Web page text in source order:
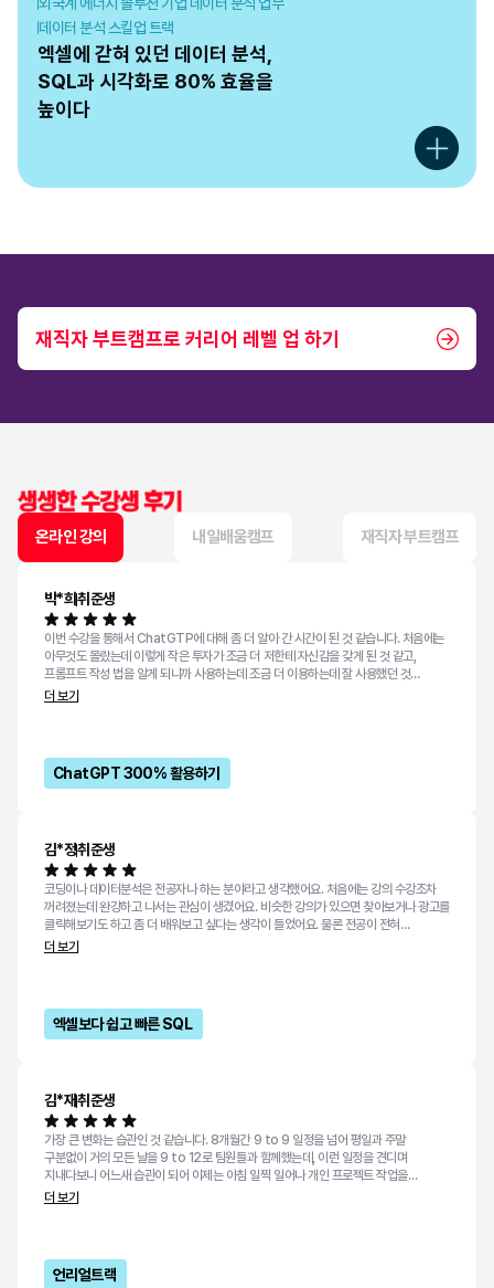
데이터 분석 스킬업 트랙
엑셀에 갇혀 있던 데이터 분석,
SQL과 시각화로 80% 효율을
높이다
재직자 부트캠프로 커리어 레벨 업 하기
온라인 강의 내일배움캠프 재직자 부트캠프
박*희취준생
이번 수강을 통해서 ChatGTP에 대해 좀 더 알아 간 시간이 된 것 같습니다. 처음에는
아무것도 몰랐는데 이렇게 작은 투자가 조금 더 저한테 자신감을 갖게 된 것 같고,
프롬프트 작성 법을 알게 되니까 사용하는데 조금 더 이용하는데 잘 사용했던 것
같습니다. 강의를 재밌게 해 주셔서 끝까지 완강 할 수 있었습니다. 이번 계기를 통해서
더 보기
ChatGPT 300% 활용하기
김*정취준생
코딩이나 데이터분석은 전공자나 하는 분야라고 생각했어요. 처음에는 강의 수강조차
꺼려졌는데 완강하고 나서는 관심이 생겼어요. 비슷한 강의가 있으면 찾아보거나 광고를
클릭해보기도 하고 좀 더 배워보고 싶다는 생각이 들었어요. 물론 전공이 전혀
관련없어서 아직도 두려움이 크지만, 강의를 차근차근 들어보면 할 수 있을지도
더 보기
엑셀보다 쉽고 빠른 SQL
김*재취준생
가장 큰 변화는 습관인 것 같습니다. 8개월간 9 to 9 일정을 넘어 평일과 주말
구분없이 거의 모든 날을 9 to 12로 팀원들과 함께했는데, 이런 일정을 견디며
지내다보니 어느새 습관이 되어 이제는 아침 일찍 일어나 개인 프로젝트 작업을
시작하고, 원하면 하루 종일 집중할 수 있게 되었습니다. 또한 커리큘럼이 팀 프로젝트
정도로 생각보다 더 능숙하게 프로젝트를 진행할 수 있게 되었습니다.
더 보기
언리얼트랙